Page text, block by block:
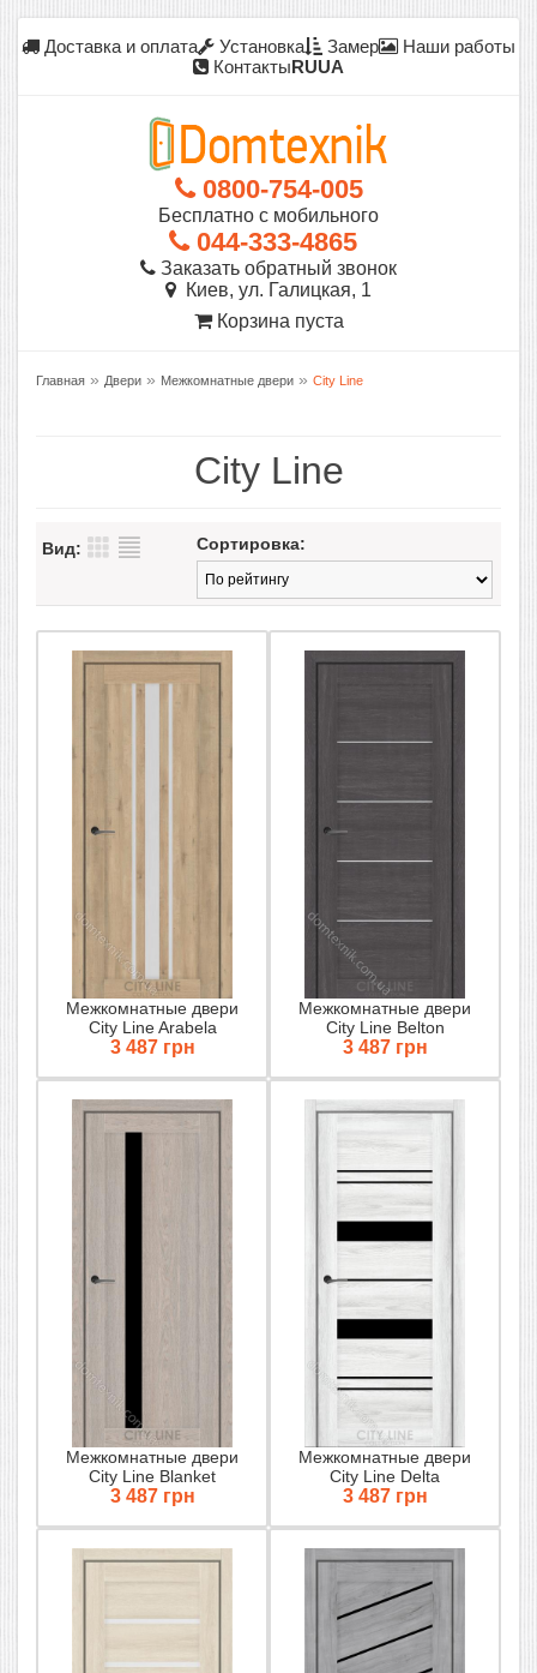
Доставка и оплата Установка Замер
Наши работы
КонтактыRUUA
0800-754-005
Бесплатно с мобильного
044-333-4865
Заказать обратный звонок
Киев, ул. Галицкая, 1
Корзина пуста
Главная » Двери » Межкомнатные двери » City Line
City Line
Вид: Сортировка:
Межкомнатные двери
City Line Arabela
3 487 грн
Межкомнатные двери
City Line Belton
3 487 грн
Межкомнатные двери
City Line Blanket
3 487 грн
Межкомнатные двери
City Line Delta
3 487 грн